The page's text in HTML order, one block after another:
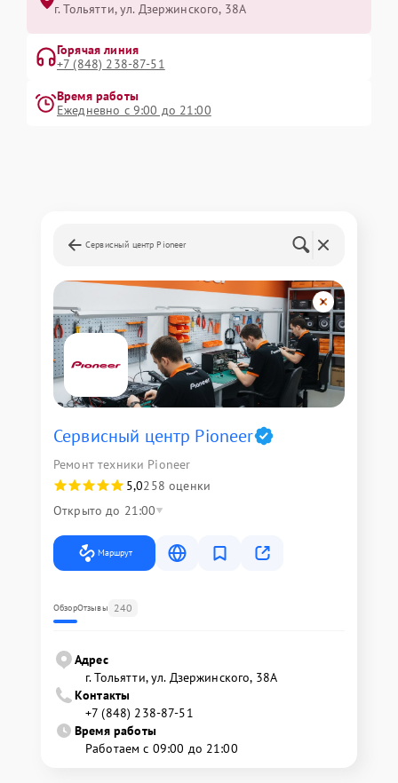
г. Тольятти, ул. Дзержинского, 38А
Горячая линия
+7 (848) 238-87-51
Время работы
Ежедневно с 9:00 до 21:00
Сервисный центр Pioneer
Сервисный центр Pioneer
Ремонт техники Pioneer
5,0258 оценки
Открыто до 21:00
Маршрут
ОбзорОтзывы 240
Адрес
г. Тольятти, ул. Дзержинского, 38А
Контакты
+7 (848) 238-87-51
Время работы
Работаем с 09:00 до 21:00